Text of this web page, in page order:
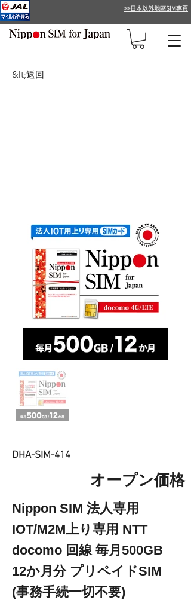
>>日本以外地區SIM專頁
&lt;返回
DHA-SIM-414
オープン価格
Nippon SIM 法人専用
IOT/M2M上り専用 NTT
docomo 回線 毎月500GB
12か月分 プリペイドSIM
(事務手続一切不要)